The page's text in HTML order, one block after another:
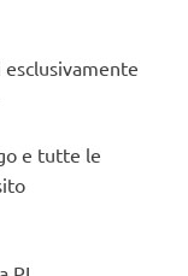
e tutte le